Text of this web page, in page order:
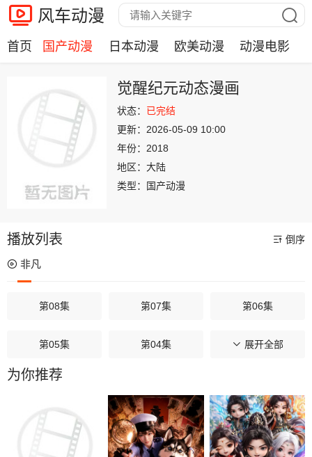
风车动漫
首页 国产动漫 日本动漫 欧美动漫 动漫电影
觉醒纪元动态漫画
状态： 已完结
更新： 2026-05-09 10:00
年份： 2018
地区： 大陆
类型：
国产动漫
播放列表 倒序
非凡
第08集 第07集 第06集
第05集 第04集 第03集
第02集
展开全部
为你推荐